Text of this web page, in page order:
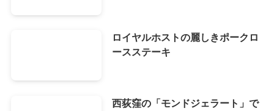
ロイヤルホストの麗しきポークロ
ースステーキ
西荻窪の「モンドジェラート」で